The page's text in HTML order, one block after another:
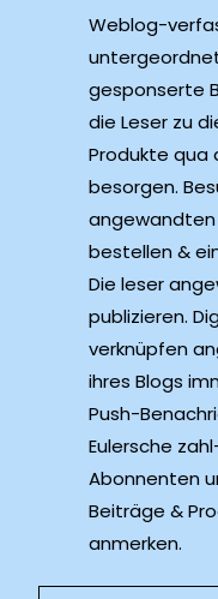
Weblog-
gesponserte
die Leser zu
Produkte qua
besorgen.
angewandten
bestellen &
Die leser
publizieren.
verknüpfen
ihres Blogs
Push-
Eulersche
Abonnenten
Beiträge &
anmerken.